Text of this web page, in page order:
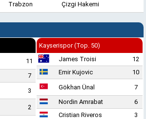
Trabzon Çizgi Hakemi
11
7
3
2
Kayserispor (Top. 50)
James Troisi
12
Emir Kujovic
10
Gökhan Ünal
7
Nordin Amrabat
6
Cristian Riveros
3